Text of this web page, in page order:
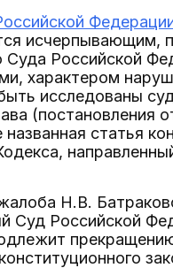
исчерпывающим,
Суда Российской
характером
исследованы
(постановления
статья
Н.В.
Суд Российской